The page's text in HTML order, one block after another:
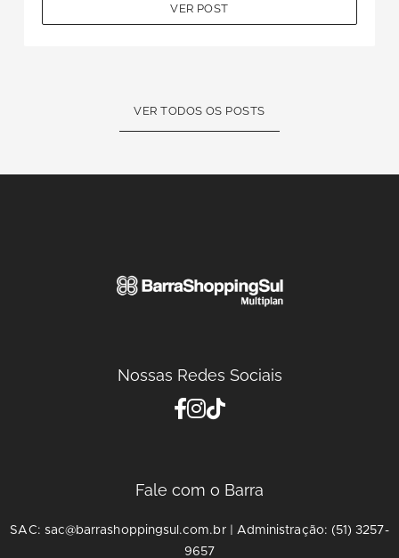
VER TODOS OS POSTS
VER POST
Nossas Redes Sociais
Fale com o Barra
SAC: sac@barrashoppingsul.com.br | Administração: (51) 3257-
9657